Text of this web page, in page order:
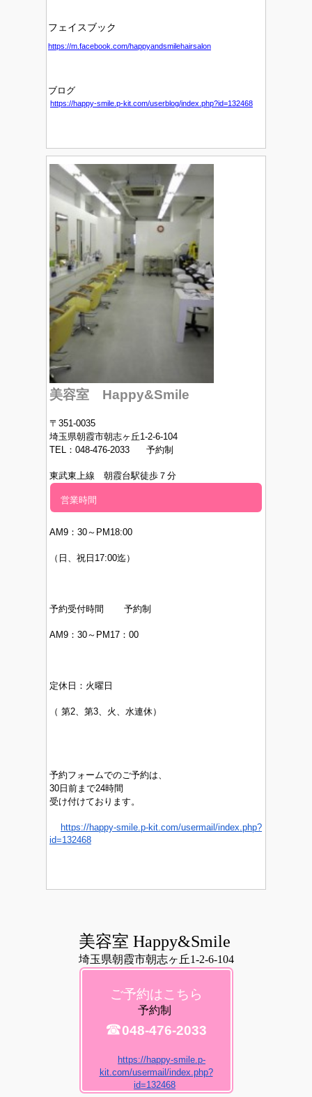
フェイスブック
https://m.facebook.com/happyandsmilehairsalon
ブログ
https://happy-smile.p-kit.com/userblog/index.php?id=132468
美容室 Happy&Smile
〒351-0035
埼玉県朝霞市朝志ヶ丘1-2-6-104
TEL：048-476-2033 予約制
東武東上線 朝霞台駅徒歩７分
営業時間
AM9：30～PM 18:00
（日、祝日17:00迄）
予約受付時間 予約制
AM9：30～PM17：00
定休日： 火曜日
（ 第2、第3、火、水連休）
予約フォームでのご予約は、
30日前まで24時間
受け付けております。
https://happy-smile.p-kit.com/usermail/index.php?
id=132468
美容室 Happy&Smile
埼玉県朝霞市朝志ヶ丘1-2-6-104
ご予約はこちら
予約制
☎048-476-2033
https://happy-smile.p-
kit.com/usermail/index.php?
id=132468